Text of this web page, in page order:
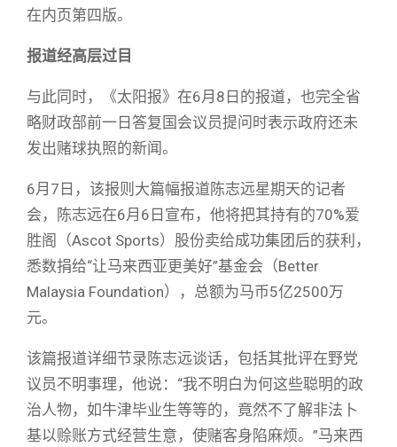
在内页第四版。
报道经高层过目
与此同时，《太阳报》在6月8日的报道，也完全省
略财政部前一日答复国会议员提问时表示政府还未
发出赌球执照的新闻。
6月7日，该报则大篇幅报道陈志远星期天的记者
会，陈志远在6月6日宣布，他将把其持有的70%爱
胜阁（Ascot Sports）股份卖给成功集团后的获利，
悉数捐给“让马来西亚更美好”基金会（Better
Malaysia Foundation），总额为马币5亿2500万
元。
该篇报道详细节录陈志远谈话，包括其批评在野党
议员不明事理，他说：“我不明白为何这些聪明的政
治人物，如牛津毕业生等等的，竟然不了解非法卜
基以赊账方式经营生意，使赌客身陷麻烦。”马来西